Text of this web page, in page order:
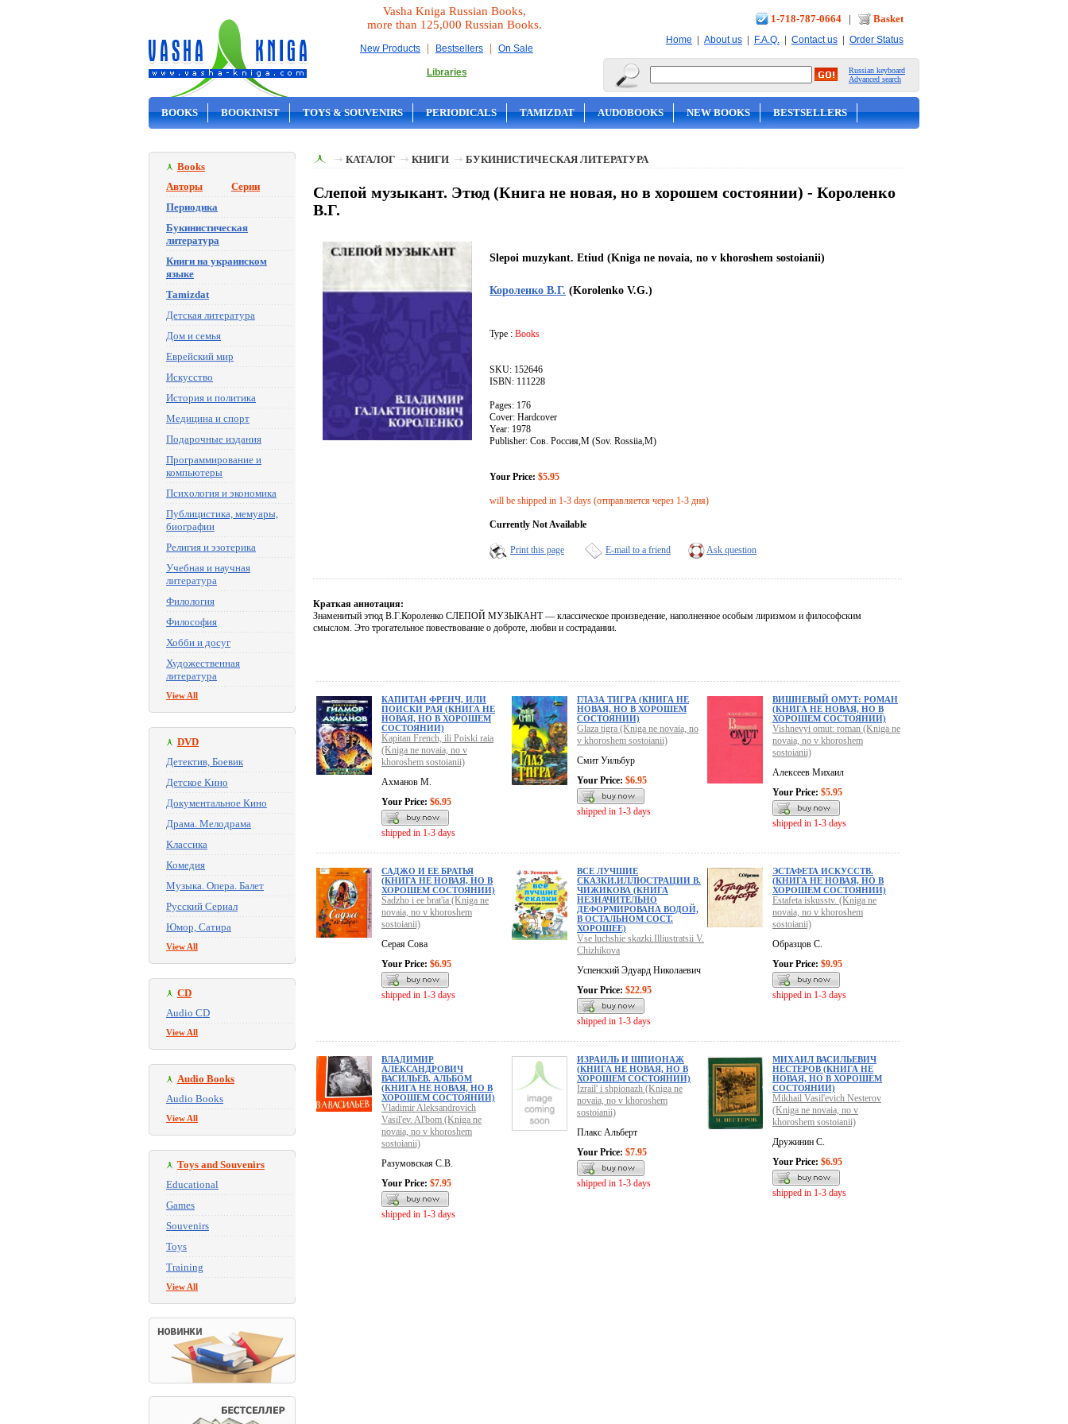
Vasha Kniga Russian Books,
more than 125,000 Russian Books.
New Products | Bestsellers | On Sale
Libraries
1-718-787-0664 | Basket
Home | About us | F.A.Q. | Contact us | Order Status
Russian keyboard
Advanced search
BOOKS BOOKINIST TOYS & SOUVENIRS PERIODICALS TAMIZDAT AUDOBOOKS NEW BOOKS BESTSELLERS
Books
Авторы
Серии
Периодика
Букинистическая
литература
Книги на украинском
языке
Tamizdat
Детская литература
Дом и семья
Еврейский мир
Искусство
История и политика
Медицина и спорт
Подарочные издания
Программирование и
компьютеры
Психология и экономика
Публицистика, мемуары,
биографии
Религия и эзотерика
Учебная и научная
литература
Филология
Философия
Хобби и досуг
Художественная
литература
View All
DVD
Детектив, Боевик
Детское Кино
Документальное Кино
Драма. Мелодрама
Классика
Комедия
Музыка. Опера. Балет
Русский Сериал
Юмор, Сатира
View All
CD
Audio CD
View All
Audio Books
Audio Books
View All
Toys and Souvenirs
Educational
Games
Souvenirs
Toys
Training
View All
КАТАЛОГ КНИГИ БУКИНИСТИЧЕСКАЯ ЛИТЕРАТУРА
Слепой музыкант. Этюд (Книга не новая, но в хорошем состоянии) - Короленко
В.Г.
Slepoi muzykant. Etiud (Kniga ne novaia, no v khoroshem sostoianii)
Короленко В.Г. (Korolenko V.G.)
Type : Books
SKU: 152646
ISBN: 111228
Pages: 176
Cover: Hardcover
Year: 1978
Publisher: Сов. Россия,М (Sov. Rossiia,M)
Your Price: $5.95
will be shipped in 1-3 days (отправляется через 1-3 дня)
Currently Not Available
Print this page E-mail to a friend Ask question
Краткая аннотация:
Знаменитый этюд В.Г.Короленко СЛЕПОЙ МУЗЫКАНТ — классическое произведение, наполненное особым лиризмом и философским
смыслом. Это трогательное повествование о доброте, любви и сострадании.
КАПИТАН ФРЕНЧ, ИЛИ
ПОИСКИ РАЯ (КНИГА НЕ
НОВАЯ, НО В ХОРОШЕМ
СОСТОЯНИИ)
Kapitan French, ili Poiski raia
(Kniga ne novaia, no v
khoroshem sostoianii)
Ахманов М.
Your Price: $6.95
shipped in 1-3 days
ГЛАЗА ТИГРА (КНИГА НЕ
НОВАЯ, НО В ХОРОШЕМ
СОСТОЯНИИ)
Glaza tigra (Kniga ne novaia, no
v khoroshem sostoianii)
Смит Уильбур
Your Price: $6.95
shipped in 1-3 days
ВИШНЕВЫЙ ОМУТ: РОМАН
(КНИГА НЕ НОВАЯ, НО В
ХОРОШЕМ СОСТОЯНИИ)
Vishnevyi omut: roman (Kniga ne
novaia, no v khoroshem
sostoianii)
Алексеев Михаил
Your Price: $5.95
shipped in 1-3 days
САДЖО И ЕЕ БРАТЬЯ
(КНИГА НЕ НОВАЯ, НО В
ХОРОШЕМ СОСТОЯНИИ)
Sadzho i ee brat'ia (Kniga ne
novaia, no v khoroshem
sostoianii)
Серая Сова
Your Price: $6.95
shipped in 1-3 days
ВСЕ ЛУЧШИЕ
СКАЗКИ.ИЛЛЮСТРАЦИИ В.
ЧИЖИКОВА (КНИГА
НЕЗНАЧИТЕЛЬНО
ДЕФОРМИРОВАНА ВОДОЙ,
В ОСТАЛЬНОМ СОСТ.
ХОРОШЕЕ)
Vse luchshie skazki.Illiustratsii V.
Chizhikova
Успенский Эдуард Николаевич
Your Price: $22.95
shipped in 1-3 days
ЭСТАФЕТА ИСКУССТВ.
(КНИГА НЕ НОВАЯ, НО В
ХОРОШЕМ СОСТОЯНИИ)
Estafeta iskusstv. (Kniga ne
novaia, no v khoroshem
sostoianii)
Образцов С.
Your Price: $9.95
shipped in 1-3 days
ВЛАДИМИР
АЛЕКСАНДРОВИЧ
ВАСИЛЬЕВ. АЛЬБОМ
(КНИГА НЕ НОВАЯ, НО В
ХОРОШЕМ СОСТОЯНИИ)
Vladimir Aleksandrovich
Vasil'ev. Al'bom (Kniga ne
novaia, no v khoroshem
sostoianii)
Разумовская С.В.
Your Price: $7.95
shipped in 1-3 days
ИЗРАИЛЬ И ШПИОНАЖ
(КНИГА НЕ НОВАЯ, НО В
ХОРОШЕМ СОСТОЯНИИ)
Izrail' i shpionazh (Kniga ne
novaia, no v khoroshem
sostoianii)
Плакс Альберт
Your Price: $7.95
shipped in 1-3 days
МИХАИЛ ВАСИЛЬЕВИЧ
НЕСТЕРОВ (КНИГА НЕ
НОВАЯ, НО В ХОРОШЕМ
СОСТОЯНИИ)
Mikhail Vasil'evich Nesterov
(Kniga ne novaia, no v
khoroshem sostoianii)
Дружинин С.
Your Price: $6.95
shipped in 1-3 days